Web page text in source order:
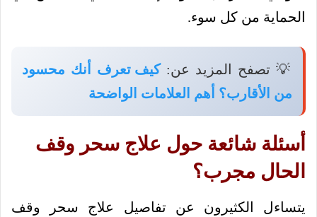
الحماية من كل سوء.
💡 تصفح المزيد عن:كيف تعرف أنك محسود
من الأقارب؟ أهم العلامات الواضحة
أسئلة شائعة حول علاج سحر وقف
الحال مجرب؟
يتساءل الكثيرون عن تفاصيل علاج سحر وقف